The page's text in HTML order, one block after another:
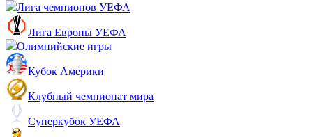
Лига чемпионов УЕФА
Лига Европы УЕФА
Олимпийские игры
Кубок Америки
Клубный чемпионат мира
Суперкубок УЕФА